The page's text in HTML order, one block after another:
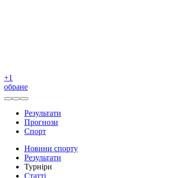
+1
обране
Результати
Прогнози
Спорт
Новини спорту
Результати
Турніри
Статті